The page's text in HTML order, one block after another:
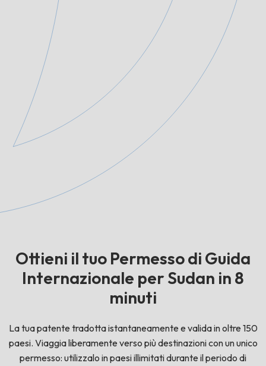
Ottieni il tuo Permesso di Guida
Internazionale per Sudan in 8
minuti
La tua patente tradotta istantaneamente e valida in oltre 150
paesi. Viaggia liberamente verso più destinazioni con un unico
permesso: utilizzalo in paesi illimitati durante il periodo di